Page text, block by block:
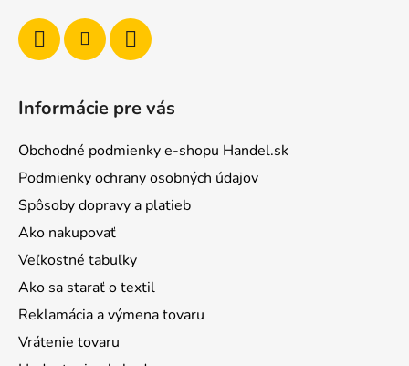
Informácie pre vás
Obchodné podmienky e-shopu Handel.sk
Podmienky ochrany osobných údajov
Spôsoby dopravy a platieb
Ako nakupovať
Veľkostné tabuľky
Ako sa starať o textil
Reklamácia a výmena tovaru
Vrátenie tovaru